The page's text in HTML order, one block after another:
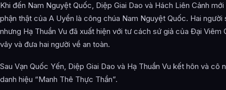
Khi đến Nam Nguyệt Quốc, Diệp Giai Dao và Hách Liên Cảnh
phận thật của A Uyển là công chúa Nam Nguyệt Quốc. Hai người
nhưng Hạ Thuần Vu đã xuất hiện với tư cách sứ giả của Đại Viêm
vây và đưa hai người về an toàn.
Sau Vạn Quốc Yến, Diệp Giai Dao và Hạ Thuần Vu kết hôn và cô
danh hiệu “Manh Thê Thực Thần”.